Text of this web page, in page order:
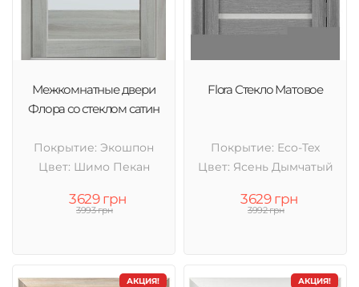
Межкомнатные двери
Флора со стеклом сатин
Покрытие: Экошпон
Цвет: Шимо Пекан
3629 грн
3993 грн
Flora Стекло Матовое
Покрытие: Eco-Tex
Цвет: Ясень Дымчатый
3629 грн
3992 грн
АКЦИЯ! АКЦИЯ!